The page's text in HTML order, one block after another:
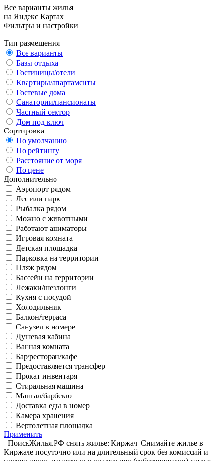
Все варианты жилья
на Яндекс Картах
Фильтры и настройки
Тип размещения
Все варианты
Базы отдыха
Гостиницы/отели
Квартиры/апартаменты
Гостевые дома
Санатории/пансионаты
Частный сектор
Дом под ключ
Сортировка
По умолчанию
По рейтингу
Расстояние от моря
По цене
Дополнительно
Аэропорт рядом
Лес или парк
Рыбалка рядом
Можно с животными
Работают аниматоры
Игровая комната
Детская площадка
Парковка на территории
Пляж рядом
Бассейн на территории
Лежаки/шезлонги
Кухня с посудой
Холодильник
Балкон/терраса
Санузел в номере
Душевая кабина
Ванная комната
Бар/ресторан/кафе
Предоставляется трансфер
Прокат инвентаря
Стиральная машина
Мангал/барбекю
Доставка еды в номер
Камера хранения
Вертолетная площадка
Применить
ПоискЖилья.РФ снять жилье: Киржач. Снимайте жилье в
Киржаче посуточно или на длительный срок без комиссий и